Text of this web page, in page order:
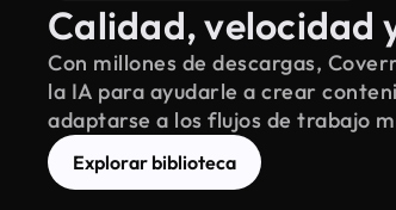
Calidad, velocidad
Con millones de descargas,
la IA para ayudarle a crear
adaptarse a los flujos de trabajo
Explorar biblioteca